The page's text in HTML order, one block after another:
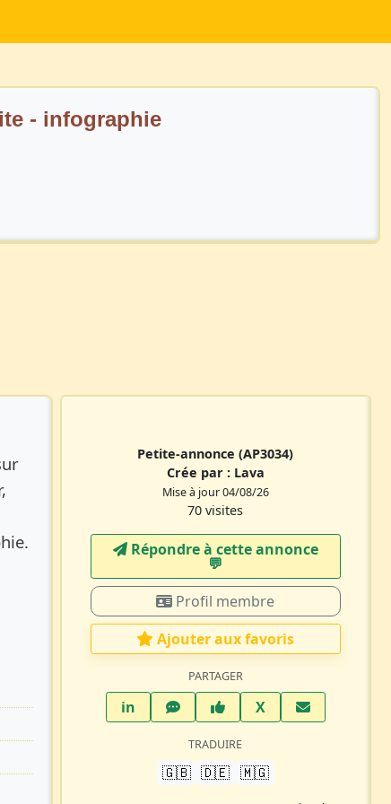
- infographie
Petite-annonce(AP3034)
Crée par : Lava
Mise à jour 04/08/26
70 visites
Répondre à cette annonce
💬​
Profil membre
Ajouter aux favoris
PARTAGER
inLinkedInWhatsAppFacebook
XTwitter X
TRADUIRE
🇬🇧 🇩🇪 🇲🇬